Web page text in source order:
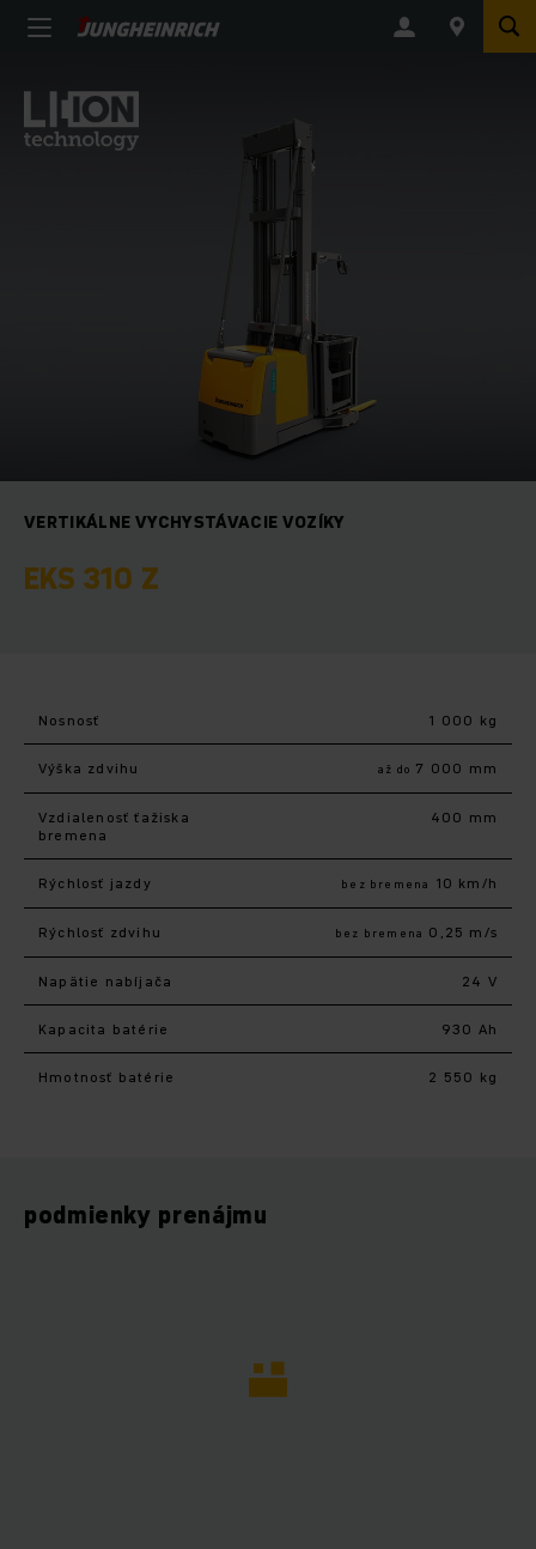
VERTIKÁLNE VYCHYSTÁVACIE VOZÍKY
EKS 310 Z
Nosnosť 1 000 kg
Výška zdvihu až do 7 000 mm
Vzdialenosť ťažiska
bremena
400 mm
Rýchlosť jazdy bez bremena 10 km/h
Rýchlosť zdvihu bez bremena 0,25 m/s
Napätie nabíjača 24 V
Kapacita batérie 930 Ah
Hmotnosť batérie 2 550 kg
podmienky prenájmu